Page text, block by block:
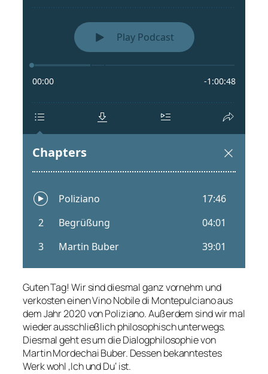
Guten Tag! Wir sind diesmal ganz vornehm und
verkosten einen Vino Nobile di Montepulciano aus
dem Jahr 2020 von Poliziano. Außerdem sind wir mal
wieder ausschließlich philosophisch unterwegs.
Diesmal geht es um die Dialogphilosophie von
Martin Mordechai Buber. Dessen bekanntestes
Werk wohl ‚Ich und Du‘ ist.